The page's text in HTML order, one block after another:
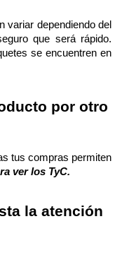
variar dependiendo del
que será rápido.
se encuentren en
por otro
tus compras permiten
ver los TyC.
la atención